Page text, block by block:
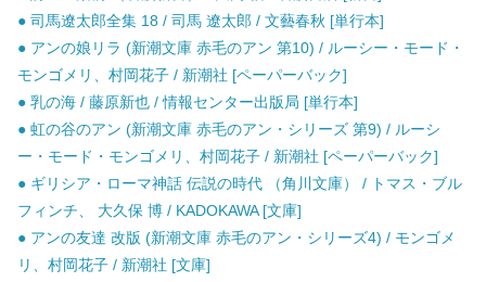
● 司馬遼太郎全集 18 / 司馬 遼太郎 / 文藝春秋 [単行本]
● アンの娘リラ (新潮文庫 赤毛のアン 第10) / ルーシー・モード・
モンゴメリ、村岡花子 / 新潮社 [ペーパーバック]
● 乳の海 / 藤原新也 / 情報センター出版局 [単行本]
● 虹の谷のアン (新潮文庫 赤毛のアン・シリーズ 第9) / ルーシ
ー・モード・モンゴメリ、村岡花子 / 新潮社 [ペーパーバック]
● ギリシア・ローマ神話 伝説の時代 （角川文庫） / トマス・ブル
フィンチ、 大久保 博 / KADOKAWA [文庫]
● アンの友達 改版 (新潮文庫 赤毛のアン・シリーズ4) / モンゴメ
リ、村岡花子 / 新潮社 [文庫]